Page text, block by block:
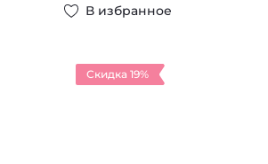
В избранное
Скидка 19%